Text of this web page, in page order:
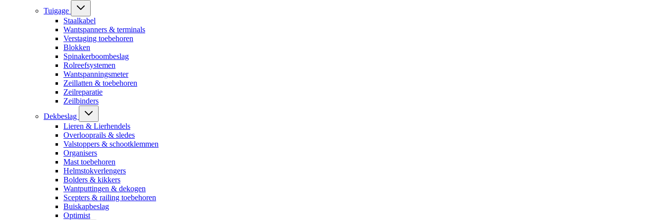
Tuigage
Staalkabel
Wantspanners & terminals
Verstaging toebehoren
Blokken
Spinakerboombeslag
Rolreefsystemen
Wantspanningsmeter
Zeillatten & toebehoren
Zeilreparatie
Zeilbinders
Dekbeslag
Lieren & Lierhendels
Overlooprails & sledes
Valstoppers & schootklemmen
Organisers
Mast toebehoren
Helmstokverlengers
Bolders & kikkers
Wantputtingen & dekogen
Scepters & railing toebehoren
Buiskapbeslag
Optimist